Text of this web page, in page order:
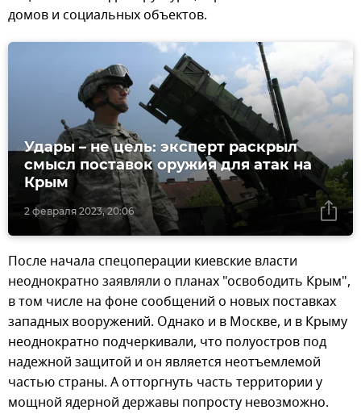
домов и социальных объектов.
2 февраля 2023, 20:06
Удары – не цель: эксперт раскрыл
смысл поставок оружия для атак на
Крым
После начала спецоперации киевские власти
неоднократно заявляли о планах "освободить Крым",
в том числе на фоне сообщений о новых поставках
западных вооружений. Однако и в Москве, и в Крыму
неоднократно подчеркивали, что полуостров под
надежной защитой и он является неотъемлемой
частью страны. А отторгнуть часть территории у
мощной ядерной державы попросту невозможно.